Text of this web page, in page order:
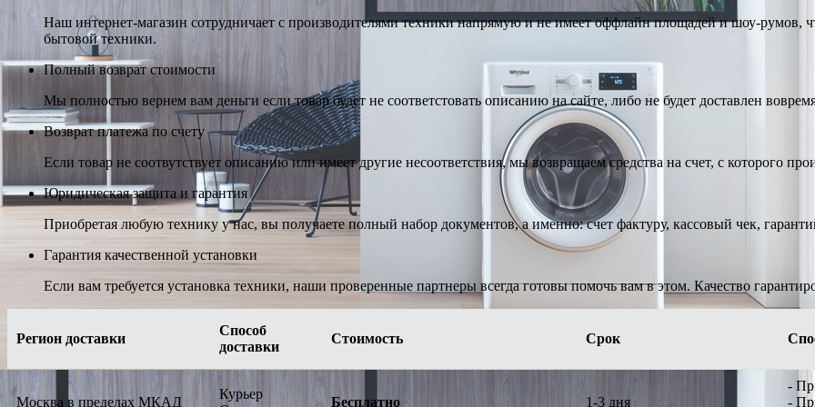
Наш интернет-магазин сотрудничает с производителями техники напрямую и не имеет оффлайн площадей и шоу-румов,
бытовой техники.
Полный возврат стоимости
Мы полностью вернем вам деньги если товар будет не соответстовать описанию на сайте, либо не будет доставлен
Возврат платежа по счету
Если товар не соотвутствует описанию или имеет другие несоответствия, мы возвращаем средства на счет, с которого
Юридическая защита и гарантия
Приобретая любую технику у нас, вы получаете полный набор документов, а именно: счет фактуру, кассовый чек,
Гарантия качественной установки
Если вам требуется установка техники, наши проверенные партнеры всегда готовы помочь вам в этом. Качество
Регион доставки
Способ
доставки
Стоимость Срок
Москва в пределах МКАД
Курьер
Бесплатно 1-3 дня
-
-